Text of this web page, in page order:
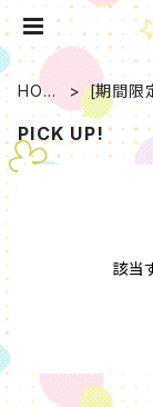
HOM
E
[期間限
キ）
PICK UP!
該当